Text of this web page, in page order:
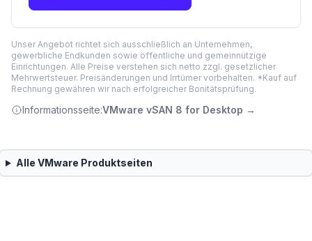
Unser Angebot richtet sich ausschließlich an Unternehmen,
gewerbliche Endkunden sowie öffentliche und gemeinnützige
Einrichtungen. Alle Preise verstehen sich netto zzgl. gesetzlicher
Mehrwertsteuer. Preisänderungen und Irrtümer vorbehalten. *Kauf auf
Rechnung gewähren wir nach erfolgreicher Bonitätsprüfung.
Informationsseite:VMware vSAN 8 for Desktop →
Alle VMware Produktseiten